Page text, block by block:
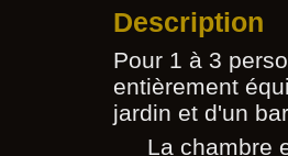
Description
Pour 1 à 3
entièrement
jardin et d'un
La chambre